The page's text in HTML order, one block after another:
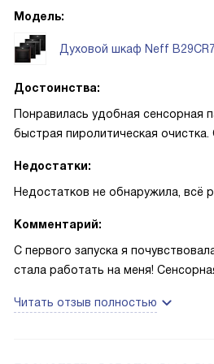
камерой и не мешала гостям.
от резких хлопаний. Сенсорные
дисплей понятны с первого раза.
фактической температуры
подстраивала время. Использую
запекания сразу нескольких
равномерно. На вечеринке с
пережарился, даже с обильными
Connect позволил включить
полными сумками. Уборка тоже
После жирного запекания паровая
сочетании с каталитической
облегчила мытьё. Освещение
Модель:
Духовой шкаф Neff
Достоинства:
Понравилась удобная сенсорная
быстрая пиролитическая
Недостатки:
Недостатков не обнаружила, всё
Комментарий:
С первого запуска я
стала работать на меня!
быстрый разогрев экономит
Читать отзыв полностью